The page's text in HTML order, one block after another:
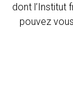
dont l’Institut
pouvez